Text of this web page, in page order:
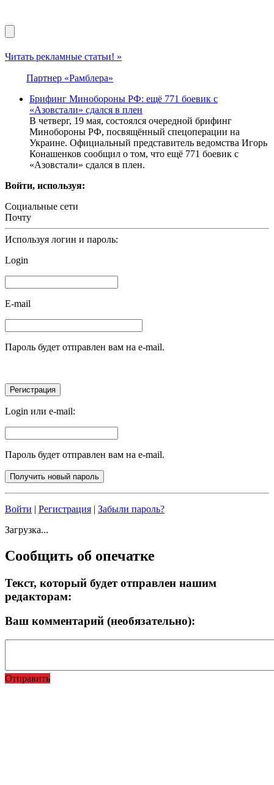
Читать рекламные статьи! »
Партнер «Рамблера»
Брифинг Минобороны РФ: ещё 771 боевик с
«Азовстали» сдался в плен
В четверг, 19 мая, состоялся очередной брифинг
Минобороны РФ, посвящённый спецоперации на
Украине. Официальный представитель ведомства Игорь
Конашенков сообщил о том, что ещё 771 боевик с
«Азовстали» сдался в плен.
Войти, используя:
Социальные сети
Почту
Используя логин и пароль:
Login
E-mail
Пароль будет отправлен вам на e-mail.
Login или e-mail:
Пароль будет отправлен вам на e-mail.
Войти | Регистрация | Забыли пароль?
Загрузка...
Сообщить об опечатке
Текст, который будет отправлен нашим
редакторам:
Ваш комментарий (необязательно):
Отправить